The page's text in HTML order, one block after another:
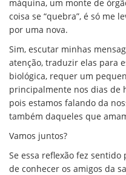
máquina, um monte de
coisa se “quebra”, é só me
por uma nova.
Sim, escutar minhas
atenção, traduzir elas para
biológica, requer um
principalmente nos dias de
pois estamos falando da
também daqueles que
Vamos juntos?
Se essa reflexão fez sentido
de conhecer os amigos da